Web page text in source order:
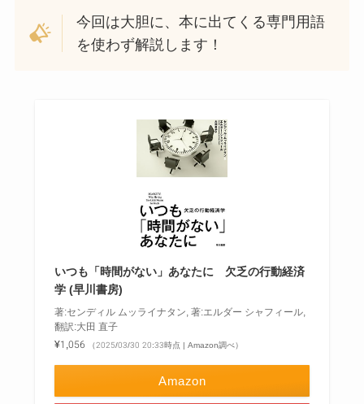
今回は大胆に、本に出てくる専門用語
を使わず解説します！
いつも「時間がない」あなたに 欠乏の行動経済
学 (早川書房)
著:センディル ムッライナタン, 著:エルダー シャフィール,
翻訳:大田 直子
¥1,056
（2025/03/30 20:33時点 | Amazon調べ）
Amazon